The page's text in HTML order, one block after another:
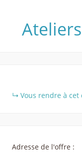
Vous rendre à
Adresse de l'offre :